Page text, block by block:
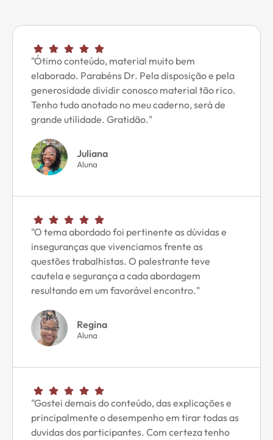
"Ótimo conteúdo, material muito bem
elaborado. Parabéns Dr. Pela disposição e pela
generosidade dividir conosco material tão rico.
Tenho tudo anotado no meu caderno, será de
grande utilidade. Gratidão."
Juliana
Aluna
"O tema abordado foi pertinente as dúvidas e
inseguranças que vivenciamos frente as
questões trabalhistas. O palestrante teve
cautela e segurança a cada abordagem
resultando em um favorável encontro."
Regina
Aluna
"Gostei demais do conteúdo, das explicações e
principalmente o desempenho em tirar todas as
duvidas dos participantes. Com certeza tenho